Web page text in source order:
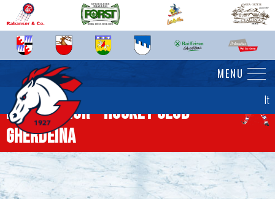
It
MENU
News junior - Hockey Club
Gherdëina